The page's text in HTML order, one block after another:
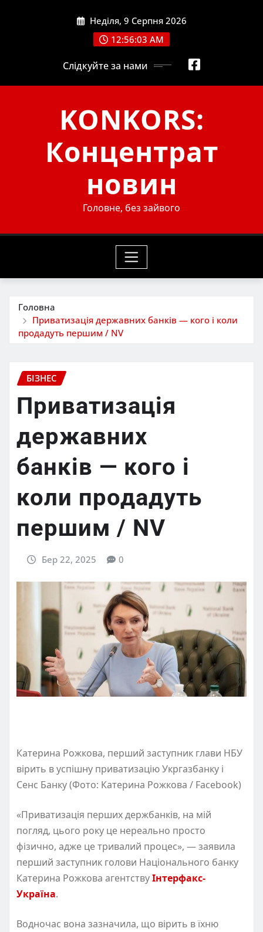
Неділя, 9 Серпня 2026
12:56:04 AM
Слідкуйте за нами
KONKORS:
Концентрат
новин
Головне, без зайвого
Головна
Приватизація державних банків — кого і коли
продадуть першим / NV
БІЗНЕС
Приватизація
державних
банків — кого і
коли продадуть
першим / NV
Бер 22, 2025 0
Катерина Рожкова, перший заступник глави НБУ
вірить в успішну приватизацію Укргазбанку і
Сенс Банку (Фото: Катерина Рожкова / Facebook)
«Приватизація перших держбанків, на мій
погляд, цього року це нереально просто
фізично, адже це тривалий процес», — заявила
перший заступник голови Національного банку
Катерина Рожкова агентствуІнтерфакс-
Україна.
Водночас вона зазначила, що вірить в їхню